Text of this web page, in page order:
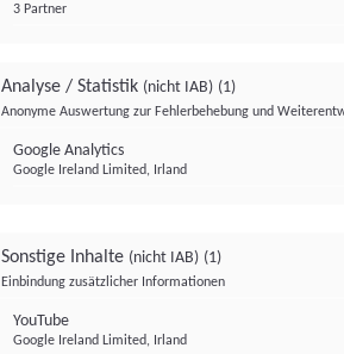
3 Partner
Analyse / Statistik (nicht IAB) (1)
Anonyme Auswertung zur Fehlerbehebung und
Google Analytics
Google Ireland Limited, Irland
Sonstige Inhalte (nicht IAB) (1)
Einbindung zusätzlicher Informationen
YouTube
Google Ireland Limited, Irland